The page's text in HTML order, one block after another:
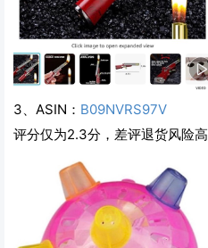
3、 ASIN： B09NVRS97V
评分仅为2.3分，差评退货风险高